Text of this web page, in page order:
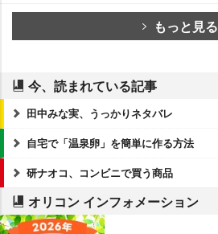
もっと見る
今、読まれている記事
田中みな実、うっかりネタバレ
自宅で「温泉卵」を簡単に作る方法
研ナオコ、コンビニで買う商品
オリコン インフォメーション